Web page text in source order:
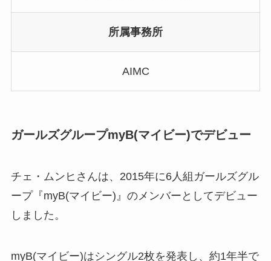
所属事務所
AIMC
ガールズグループmyB(マイビー)でデビュー
チェ・ムンヒさんは、2015年に6人組ガールズグル
ープ『myB(マイビー)』のメンバーとしてデビュー
しました。
myB(マイビー)はシングル2枚を発表し、約1年半で